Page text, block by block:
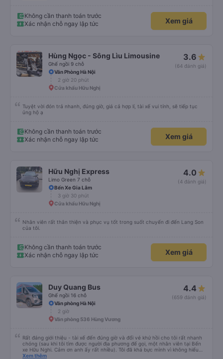
Không cần thanh toán trước
Xác nhận chỗ ngay lập tức
Xem giá
Hùng Ngọc - Sông Lìu Limousine
Ghế ngồi 9 chỗ
3.6
(64 đánh giá)
Văn Phòng Hà Nội
2 giờ 20 phút
Cửa khẩu Hữu Nghị
Tuyệt vời đón trả nhanh, đúng giờ, giá cả hợp lí, tài xế vui tính, sẽ tiếp tục
ủng hộ ạ
Không cần thanh toán trước
Xác nhận chỗ ngay lập tức
Xem giá
Hữu Nghị Express
Limo Green 7 chỗ
4.0
(4 đánh giá)
Bến Xe Gia Lâm
3 giờ 30 phút
Cửa khẩu Hữu Nghị
Nhân viên rất thân thiện và phục vụ tốt trong suốt chuyến đi đến Lang Son
của tôi.
Không cần thanh toán trước
Xác nhận chỗ ngay lập tức
Xem giá
Duy Quang Bus
Ghế ngồi 16 chỗ
4.4
(659 đánh giá)
Văn phòng Hà Nội
2 giờ
Văn phòng 536 Hùng Vương
Rất đáng giới thiệu - tài xế đến đúng giờ và đổi vé khứ hồi cho tôi rất nhanh
chóng (sau khi tôi tìm được người địa phương để gọi, một nhân viên tại Bến
xe Hữu Nghi. Cảm ơn anh ấy rất nhiều). Tôi đã khá bực mình vì không hiểu
sao tài xế không đến đón tôi về Hà Nội, cuối cùng được biết là tôi đã đặt
Xem thêm